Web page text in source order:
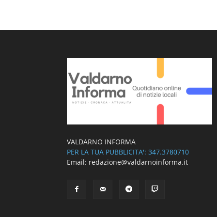
VALDARNO INFORMA
PER LA TUA PUBBLICITA': 347.3780710
Email: redazione@valdarnoinforma.it